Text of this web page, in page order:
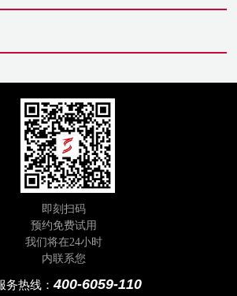
即刻扫码
预约免费试用
我们将在24小时
内联系您
务热线：400-6059-110